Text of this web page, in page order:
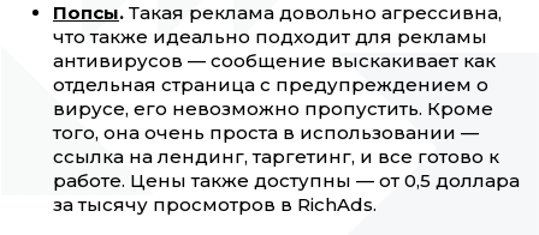
Попсы. Такая реклама довольно агрессивна,
что также идеально подходит для рекламы
антивирусов — сообщение выскакивает как
отдельная страница с предупреждением о
вирусе, его невозможно пропустить. Кроме
того, она очень проста в использовании —
ссылка на лендинг, таргетинг, и все готово к
работе. Цены также доступны — от 0,5 доллара
за тысячу просмотров в RichAds.